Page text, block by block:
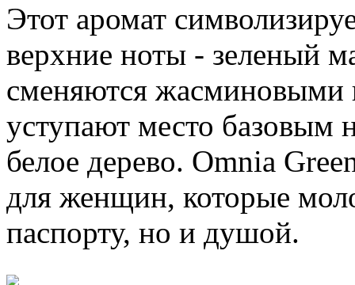
Этот аромат
верхние ноты - зеленый
сменяются жасминовыми
уступают место базовым
белое дерево. Omnia
для женщин, которые
паспорту, но и душой.